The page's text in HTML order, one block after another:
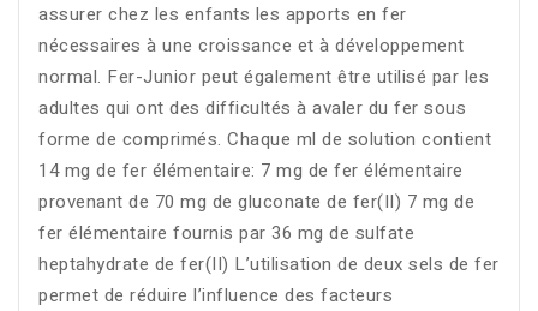
assurer chez les enfants les apports en fer
nécessaires à une croissance et à développement
normal. Fer-Junior peut également être utilisé par les
adultes qui ont des difficultés à avaler du fer sous
forme de comprimés. Chaque ml de solution contient
14 mg de fer élémentaire: 7 mg de fer élémentaire
provenant de 70 mg de gluconate de fer(II) 7 mg de
fer élémentaire fournis par 36 mg de sulfate
heptahydrate de fer(II) L’utilisation de deux sels de fer
permet de réduire l’influence des facteurs